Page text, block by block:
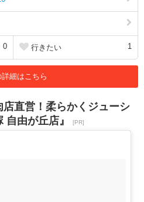
0 行きたい 1
詳細はこちら
店直営！柔らかくジューシ
自由が丘店』
[PR]